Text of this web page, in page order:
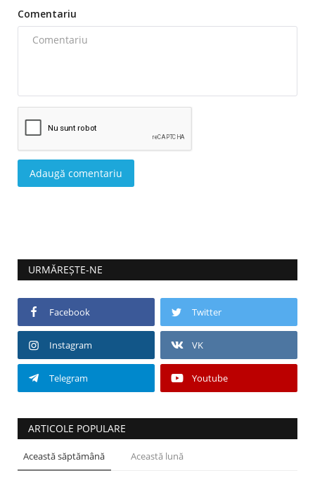
Comentariu
Adaugă comentariu
URMĂREȘTE-NE
Facebook Twitter
Instagram VK
Telegram Youtube
ARTICOLE POPULARE
Această săptămână Această lună